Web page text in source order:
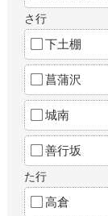
さ行
下土棚
菖蒲沢
城南
善行坂
た行
高倉